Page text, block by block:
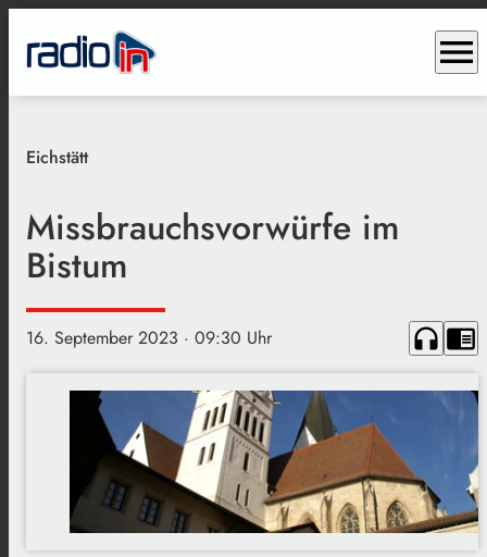
menu
Eichstätt
Missbrauchsvorwürfe im
Bistum
16. September 2023 · 09:30 Uhr headphones chrome_reader_mode